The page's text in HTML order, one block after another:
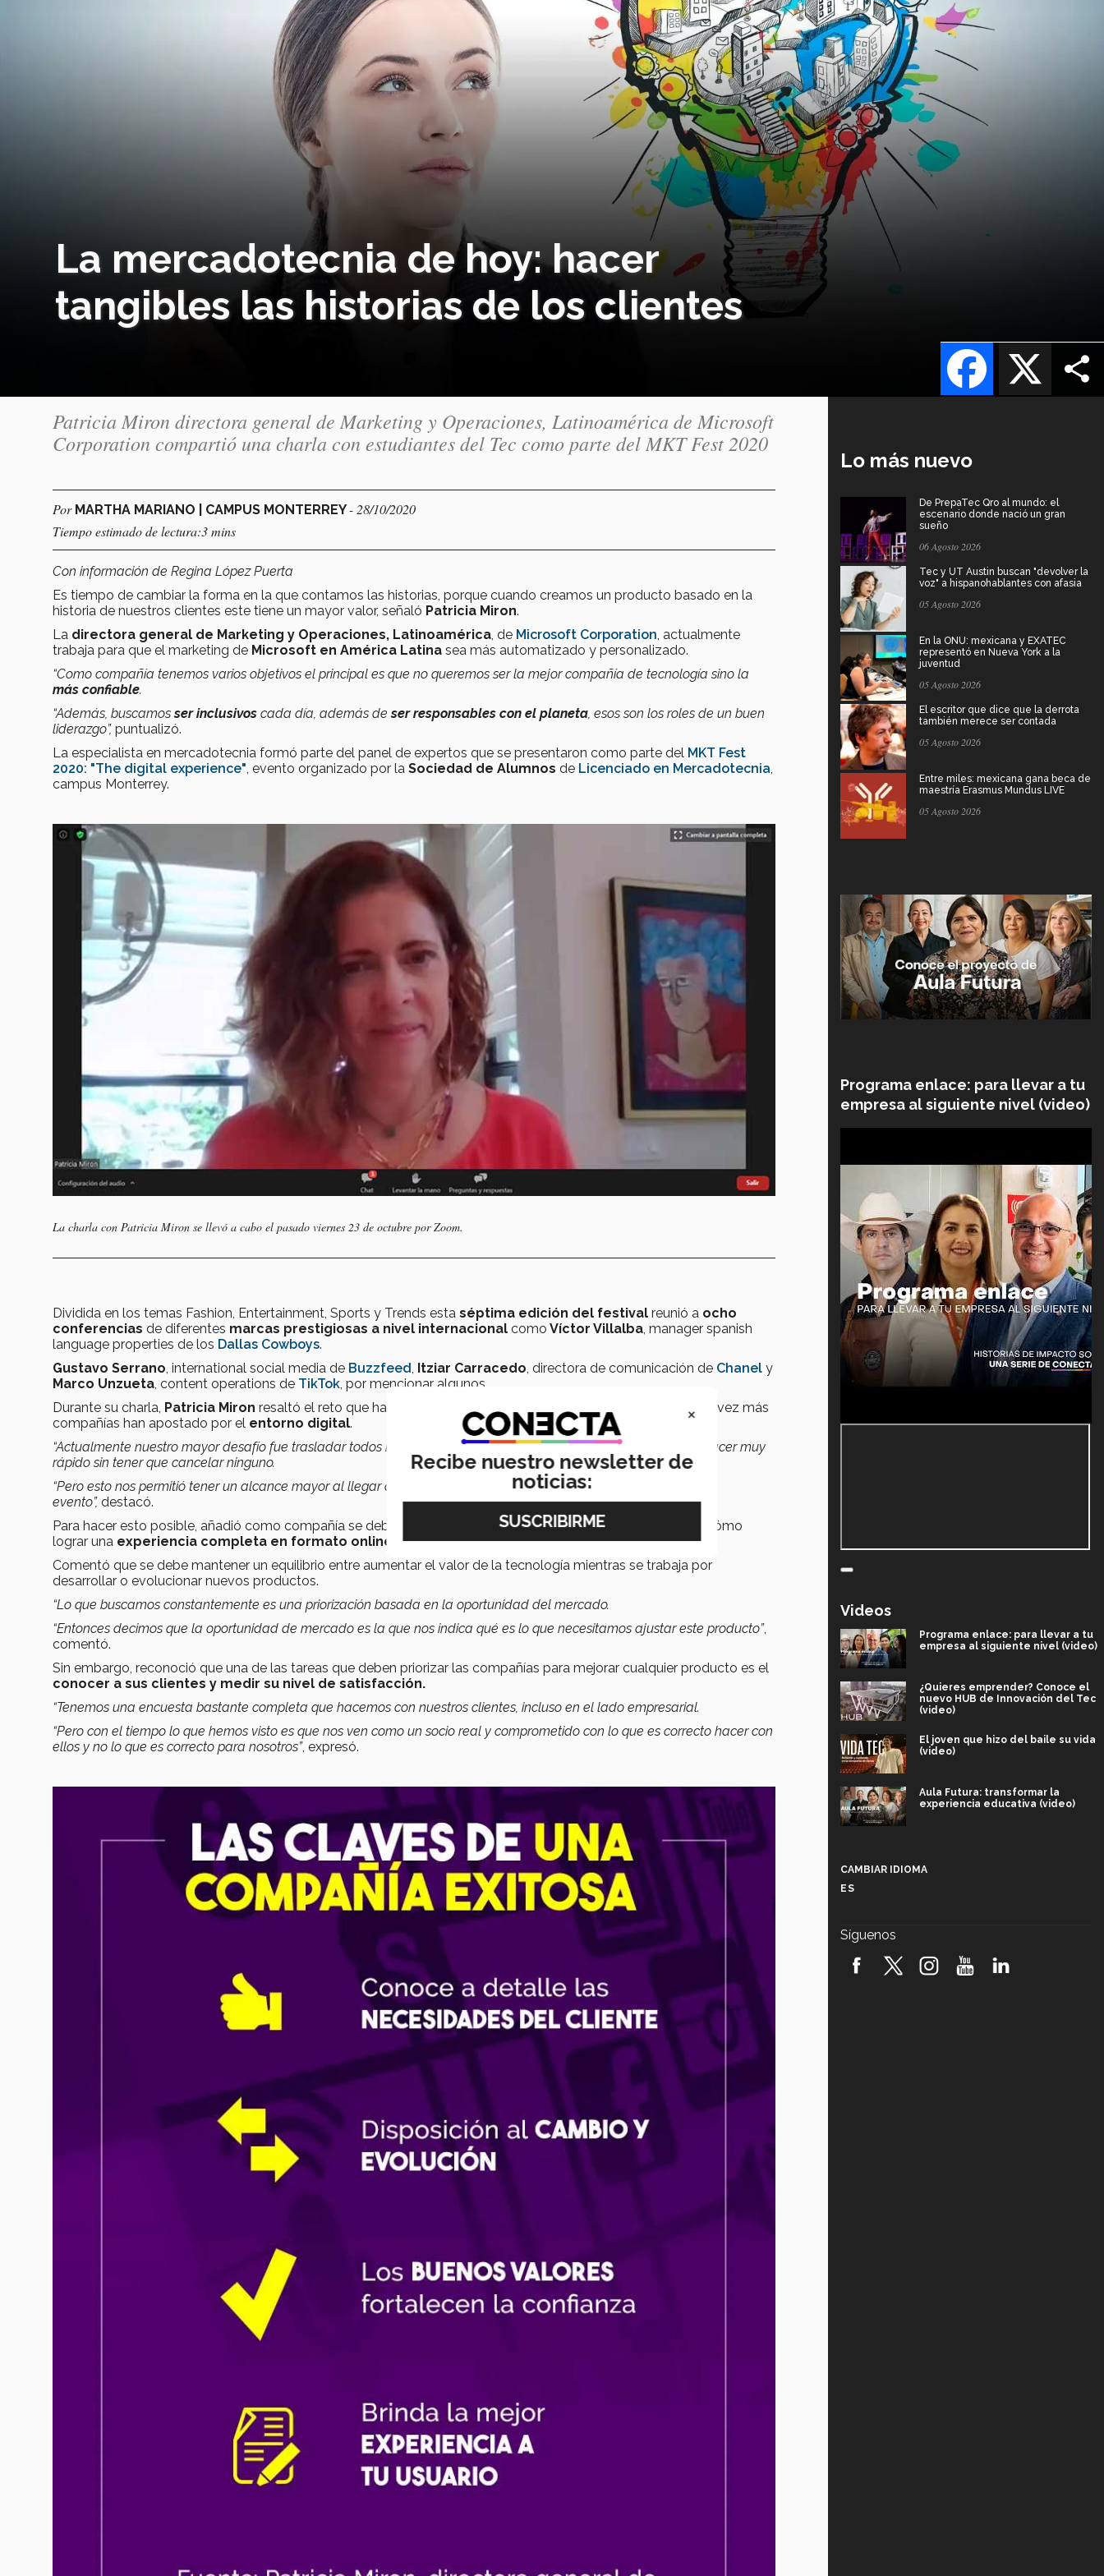
La mercadotecnia de hoy: hacer
tangibles las historias de los clientes
X
Facebook
Patricia Miron directora general de Marketing y Operaciones, Latinoamérica de Microsoft
Corporation compartió una charla con estudiantes del Tec como parte del MKT Fest 2020
Por MARTHA MARIANO | CAMPUS MONTERREY- 28/10/2020
Tiempo estimado de lectura:3 mins
Con información de Regina López Puerta
Es tiempo de cambiar la forma en la que contamos las historias, porque cuando creamos un producto basado en la
historia de nuestros clientes este tiene un mayor valor, señaló Patricia Miron.
La directora general de Marketing y Operaciones, Latinoamérica , de Microsoft Corporation , actualmente
trabaja para que el marketing de Microsoft en América Latina sea más automatizado y personalizado.
“Como compañía tenemos varios objetivos el principal es que no queremos ser la mejor compañía de tecnología sino la
más confiable.
“Además, buscamosser inclusivos cada día, además deser responsables con el planeta , esos son los roles de un buen
liderazgo”, puntualizó.
La especialista en mercadotecnia formó parte del panel de expertos que se presentaron como parte del MKT Fest
2020: "The digital experience" , evento organizado por la Sociedad de Alumnos de Licenciado en Mercadotecnia
campus Monterrey.
La charla con Patricia Miron se llevó a cabo el pasado viernes 23 de octubre por Zoom.
Dividida en los temas Fashion, Entertainment, Sports y Trends esta séptima edición del festival reunió a ocho
conferencias de diferentes marcas prestigiosas a nivel internacional como Víctor Villalba, manager spanish
language properties de los Dallas Cowboys.
Gustavo Serrano, international social media de Buzzfeed, Itziar Carracedo, directora de comunicación de Chanel y
Marco Unzueta, content operations de TikTok, por mencionar algunos.
Durante su charla, Patricia Miron resaltó el reto que ha traído consigo el entorno mundial actual, donde cada vez más
compañías han apostado por el entorno digital.
“Actualmente nuestro mayor desafío fue trasladar todos nuestros eventos a un entornoonliney lo tuvimos que hacer muy
rápido sin tener que cancelar ninguno.
“Pero esto nos permitió tener un alcance mayor al llegar a tener más de cien mil personas conectadas en un solo
evento”, destacó.
Para hacer esto posible, añadió como compañía se deben tener
habilidades digitalesademás de planear cómo
lograr una experiencia completa en formato online
Comentó que se debe mantener un equilibrio entre aumentar el valor de la tecnología mientras se trabaja por
desarrollar o evolucionar nuevos productos.
“Lo que buscamos constantemente es una priorización basada en la oportunidad del mercado.
“Entonces decimos que la oportunidad de mercado es la que nos indica qué es lo que necesitamos ajustar este producto”,
comentó.
Sin embargo, reconoció que una de las tareas que deben priorizar las compañías para mejorar cualquier producto es el
conocer a sus clientes y medir su nivel de satisfacción.
“Tenemos una encuesta bastante completa que hacemos con nuestros clientes, incluso en el lado empresarial.
“Pero con el tiempo lo que hemos visto es que nos ven como un socio real y comprometido con lo que es correcto hacer con
ellos y no lo que es correcto para nosotros”, expresó.
Lo más nuevo
De PrepaTec Qro al mundo: el
escenario donde nació un gran
sueño
06 Agosto 2026
Tec y UT Austin buscan "devolver la
voz" a hispanohablantes con afasia
05 Agosto 2026
En la ONU: mexicana y EXATEC
representó en Nueva York a la
juventud
05 Agosto 2026
El escritor que dice que la derrota
también merece ser contada
05 Agosto 2026
Entre miles: mexicana gana beca de
maestría Erasmus Mundus LIVE
05 Agosto 2026
Programa enlace: para llevar a tu
empresa al siguiente nivel (video)
Videos
Programa enlace: para llevar a tu
empresa al siguiente nivel (video)
¿Quieres emprender? Conoce el
nuevo HUB de Innovación del Tec
(video)
El joven que hizo del baile su vida
(video)
Aula Futura: transformar la
experiencia educativa (video)
robótica FIRST 2026! (video)
CAMBIAR IDIOMA
ES
Síguenos
×
Recibe nuestro newsletter de
noticias: